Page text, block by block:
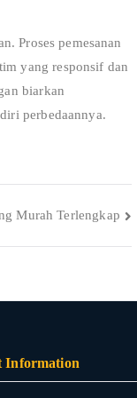
Proses pemesanan
yang responsif dan
biarkan
perbedaannya.
Murah Terlengkap
Information